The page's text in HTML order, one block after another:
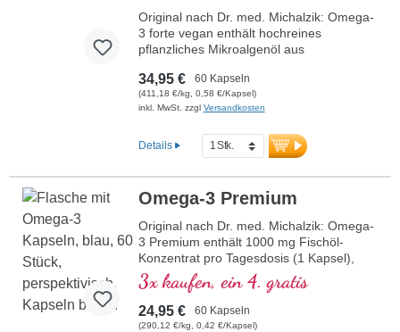
fördert die Entwicklung von Gehirn und
Augen bei Ungeborenen und gestillten
Kindern.
mehr Informationen zu Omega-3
forte vegan
Original nach Dr. med. Michalzik: Omega-
3 forte vegan enthält hochreines
pflanzliches Mikroalgenöl aus
an DHA und EPA ist. Jede Tagesdosis (2
Kapseln) liefert 1.448 mg Omega-3-
Fettsäuren, davon 860 mg DHA und 436
und wird in Deutschland unter höchsten
Qualitätsstandards hergestellt. Die
Versiegelung ist aluminiumfrei.
mehr Informationen zu Omega-3
forte vegan
Hochreines Mikroalgenöl aus
Schizochytrium sp.
1.448 mg Omega-3-Fettsäuren pro
Tagesdosis
860 mg DHA und 436 mg EPA pro
34,95 € 60 Kapseln
(411,18 €/kg, 0,58 €/Kapsel)
inkl. MwSt. zzgl Versandkosten
Details
Omega-3 Premium
Original nach Dr. med. Michalzik: Omega-
3 Premium enthält 1000 mg Fischöl-
Konzentrat pro Tagesdosis (1 Kapsel),
davon 360 mg EPA und 240 mg DHA.
Dieses hochwertige
Nahrungsergänzungsmittel ist reich an
Omega-3-Fettsäuren, frei von
3x kaufen, ein 4. gratis
24,95 € 60 Kapseln
(290,12 €/kg, 0,42 €/Kapsel)